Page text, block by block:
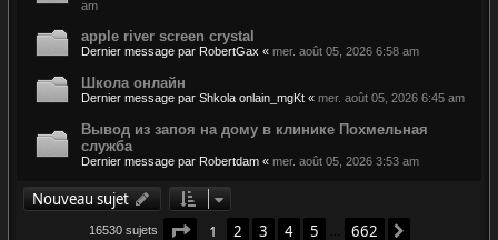
am
apple river screen crystal
Dernier message par RobertGax « mer. août 05, 2026 6:58 am
Школа онлайн
Dernier message par Shkola onlain_mgKt « mer. août 05, 2026 6:45 am
Вывод из запоя на дому в клинике Похмельная
служба
Dernier message par Robertdam « mer. août 05, 2026 3:53 am
Nouveau sujet
16530 sujets Page 1sur662
1 2 3 4 5 … 662